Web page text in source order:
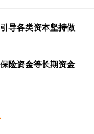
导各类资本坚持做
险资金等长期资金